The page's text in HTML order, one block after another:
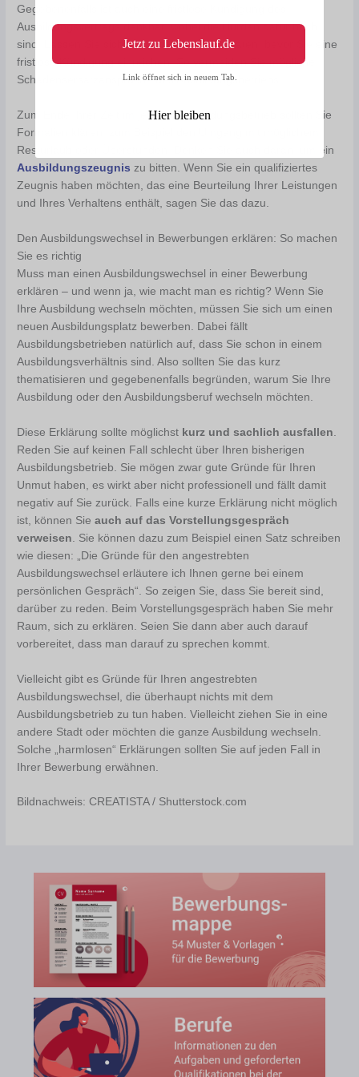
Gegebenenfalls ist auch eine fristlose Kündigung des
Ausbildungsvertrags denkbar, wobei die Hürden dafür hoch
sind. Lassen Sie sich von einem Anwalt beraten, bevor Sie eine
fristlose Kündigung einreichen. So vermeiden Sie mögliche
Schadensersatzansprüche des Ausbildungsbetriebs.
Zum Ende Ihrer Zeit im jetzigen Ausbildungsbetrieb sollten Sie
Formalien klären, zum Beispiel den Umgang mit möglichem
Resturlaub oder Überstunden. Denken Sie auch daran, um ein
Ausbildungszeugnis zu bitten. Wenn Sie ein qualifiziertes
Zeugnis haben möchten, das eine Beurteilung Ihrer Leistungen
und Ihres Verhaltens enthält, sagen Sie das dazu.
Den Ausbildungswechsel in Bewerbungen erklären: So machen
Sie es richtig
Muss man einen Ausbildungswechsel in einer Bewerbung
erklären – und wenn ja, wie macht man es richtig? Wenn Sie
Ihre Ausbildung wechseln möchten, müssen Sie sich um einen
neuen Ausbildungsplatz bewerben. Dabei fällt
Ausbildungsbetrieben natürlich auf, dass Sie schon in einem
Ausbildungsverhältnis sind. Also sollten Sie das kurz
thematisieren und gegebenenfalls begründen, warum Sie Ihre
Ausbildung oder den Ausbildungsberuf wechseln möchten.
Diese Erklärung sollte möglichst kurz und sachlich ausfallen
Reden Sie auf keinen Fall schlecht über Ihren bisherigen
Ausbildungsbetrieb. Sie mögen zwar gute Gründe für Ihren
Unmut haben, es wirkt aber nicht professionell und fällt damit
negativ auf Sie zurück. Falls eine kurze Erklärung nicht möglich
ist, können Sieauch auf das Vorstellungsgespräch
verweisen . Sie können dazu zum Beispiel einen Satz schreiben
wie diesen: „Die Gründe für den angestrebten
Ausbildungswechsel erläutere ich Ihnen gerne bei einem
persönlichen Gespräch“. So zeigen Sie, dass Sie bereit sind,
darüber zu reden. Beim Vorstellungsgespräch haben Sie mehr
Raum, sich zu erklären. Seien Sie dann aber auch darauf
vorbereitet, dass man darauf zu sprechen kommt.
Vielleicht gibt es Gründe für Ihren angestrebten
Ausbildungswechsel, die überhaupt nichts mit dem
Ausbildungsbetrieb zu tun haben. Vielleicht ziehen Sie in eine
andere Stadt oder möchten die ganze Ausbildung wechseln.
Solche „harmlosen“ Erklärungen sollten Sie auf jeden Fall in
Ihrer Bewerbung erwähnen.
Bildnachweis: CREATISTA / Shutterstock.com
Link öffnet sich in neuem Tab.
Hier bleiben
Jetzt zu Lebenslauf.de